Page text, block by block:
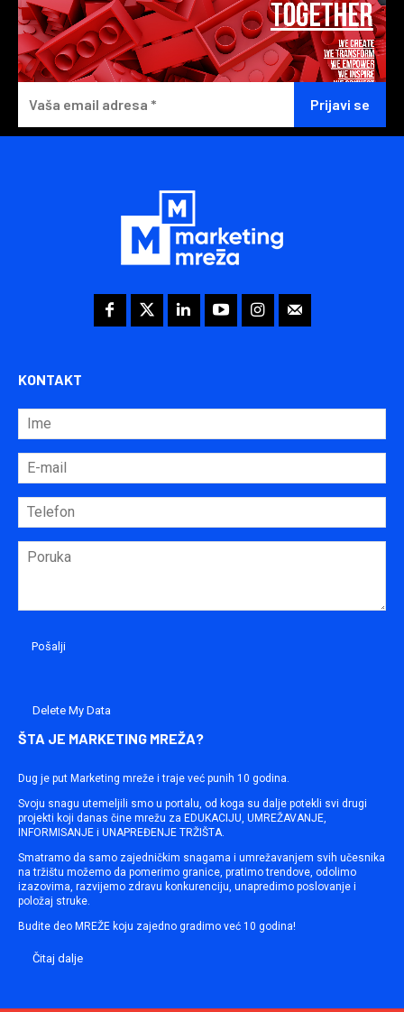
KONTAKT
Delete My Data
ŠTA JE MARKETING MREŽA?
Dug je put Marketing mreže i traje već punih 10 godina.
Svoju snagu utemeljili smo u portalu, od koga su dalje potekli svi drugi
projekti koji danas čine mrežu za EDUKACIJU, UMREŽAVANJE,
INFORMISANJE i UNAPREĐENJE TRŽIŠTA.
Smatramo da samo zajedničkim snagama i umrežavanjem svih učesnika
na tržištu možemo da pomerimo granice, pratimo trendove, odolimo
izazovima, razvijemo zdravu konkurenciju, unapredimo poslovanje i
položaj struke.
Budite deo MREŽE koju zajedno gradimo već 10 godina!
Čitaj dalje